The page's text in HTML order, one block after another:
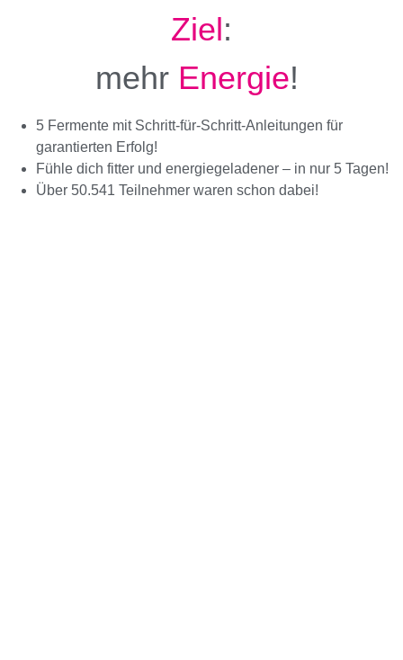
Ziel:
mehr Energie!
5 Fermente mit Schritt-für-Schritt-Anleitungen für
garantierten Erfolg!
Fühle dich fitter und energiegeladener – in nur 5 Tagen!
Über 50.541 Teilnehmer waren schon dabei!